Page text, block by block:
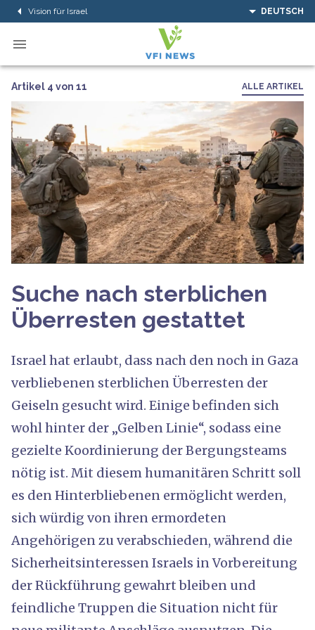
Vision für Israel DEUTSCH
Artikel 4 von 11 ALLE ARTIKEL
Suche nach sterblichen
Überresten gestattet
Israel hat erlaubt, dass nach den noch in Gaza
verbliebenen sterblichen Überresten der
Geiseln gesucht wird. Einige befinden sich
wohl hinter der „Gelben Linie“, sodass eine
gezielte Koordinierung der Bergungsteams
nötig ist. Mit diesem humanitären Schritt soll
es den Hinterbliebenen ermöglicht werden,
sich würdig von ihren ermordeten
Angehörigen zu verabschieden, während die
Sicherheitsinteressen Israels in Vorbereitung
der Rückführung gewahrt bleiben und
feindliche Truppen die Situation nicht für